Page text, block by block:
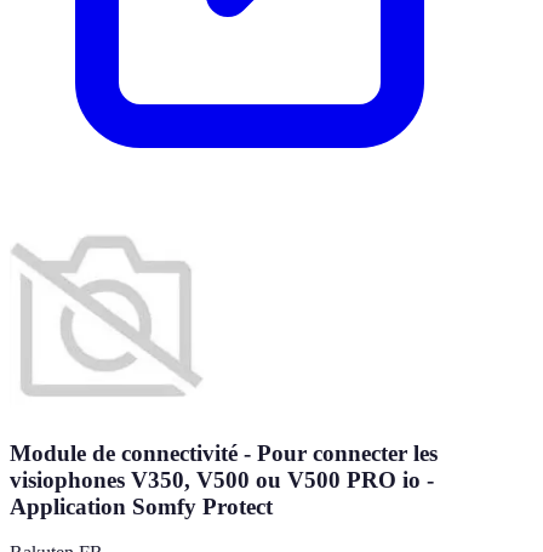
Module de connectivité - Pour connecter les
visiophones V350, V500 ou V500 PRO io -
Application Somfy Protect